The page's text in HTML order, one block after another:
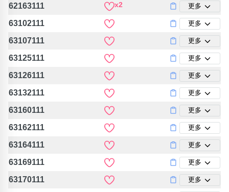
62163111 x2 更多
63102111 更多
63107111 更多
63125111 更多
63126111 更多
63132111 更多
63160111 更多
63162111 更多
63164111 更多
63169111 更多
63170111 更多